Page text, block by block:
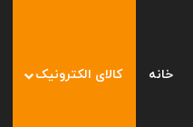
خانه کالای الکترونیک